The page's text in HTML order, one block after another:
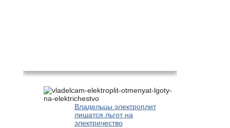
Владельцы электроплит
лишатся льгот на
электричество